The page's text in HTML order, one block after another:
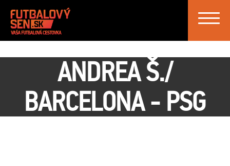
Toggle
ANDREA Š./
BARCELONA - PSG